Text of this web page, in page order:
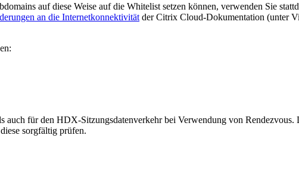
auf diese Weise auf die Whitelist setzen können, verwenden Sie
an die Internetkonnektivität der Citrix Cloud-Dokumentation (unter
für den HDX-Sitzungsdatenverkehr bei Verwendung von
sorgfältig prüfen.